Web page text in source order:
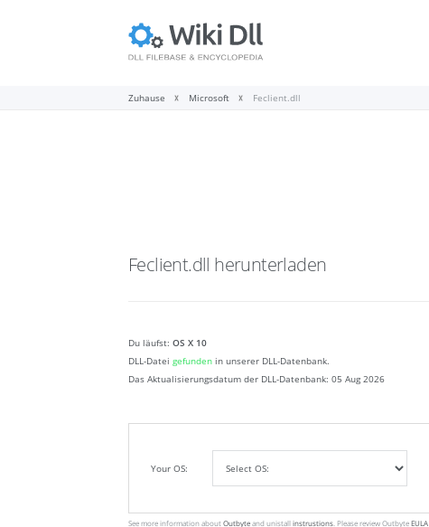
Zuhause Microsoft Feclient.dll
Feclient.dll herunterladen
Du läufst: OS X 10
DLL-Datei gefunden in unserer DLL-Datenbank.
Das Aktualisierungsdatum der DLL-Datenbank: 05 Aug 2026
Your OS:
See more information about Outbyteand unistallinstrustions . Please review OutbyteEULA